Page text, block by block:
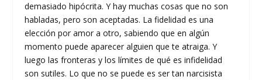
demasiado hipócrita. Y hay muchas cosas que no son
habladas, pero son aceptadas. La fidelidad es una
elección por amor a otro, sabiendo que en algún
momento puede aparecer alguien que te atraiga. Y
luego las fronteras y los límites de qué es infidelidad
son sutiles. Lo que no se puede es ser tan narcisista